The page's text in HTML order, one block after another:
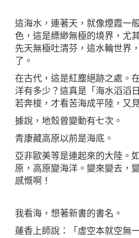
這海水，連著天，就像煙霞一
色，這是縹緲無極的境界，尤
先天無極吐清芬，這水輪世界
了。
在古代，這是紅塵絕跡之處。
洋有多少？這真是「海水滔滔
若奔梭，才看苦海成平陸，又
據說，地殼曾變動有七次。
青康藏高原以前是海底。
亞非歐美等是連起來的大陸。
原，高原變海洋。變來變去，
感慨啊！
我看海，想著新書的書名。
蓮香上師說：「虛空本就空無